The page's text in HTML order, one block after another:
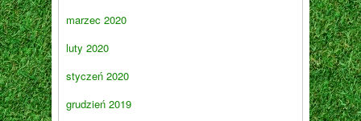
marzec 2020
luty 2020
styczeń 2020
grudzień 2019